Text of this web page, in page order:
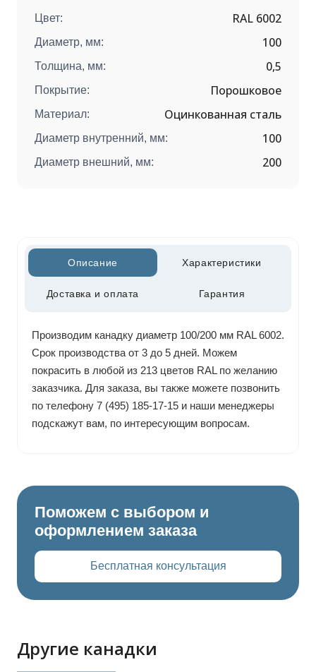
Цвет: RAL 6002
Диаметр, мм: 100
Толщина, мм: 0,5
Покрытие: Порошковое
Материал: Оцинкованная сталь
Диаметр внутренний, мм: 100
Диаметр внешний, мм: 200
Описание Характеристики
Доставка и оплата Гарантия
Производим канадку диаметр 100/200 мм RAL 6002.
Срок производства от 3 до 5 дней. Можем
покрасить в любой из 213 цветов RAL по желанию
заказчика. Для заказа, вы также можете позвонить
по телефону 7 (495) 185-17-15 и наши менеджеры
подскажут вам, по интересующим вопросам.
Поможем с выбором и
оформлением заказа
Бесплатная консультация
Другие канадки